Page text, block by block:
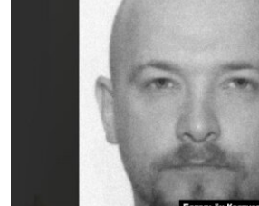
НА ХВАЛЯХ СВАБОДЫ
Усе сайты РС/РСЭ